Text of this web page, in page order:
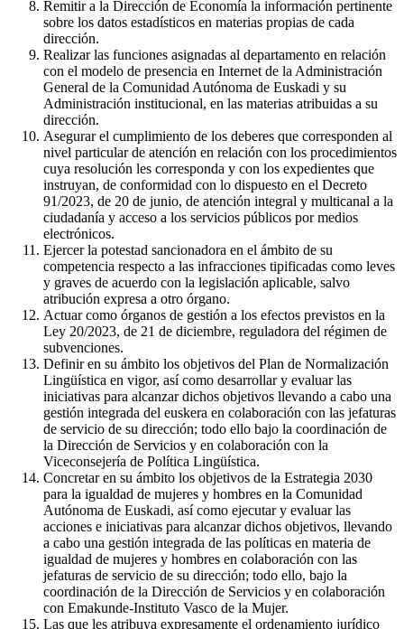
Remitir a la Dirección de Economía la información pertinente
sobre los datos estadísticos en materias propias de cada
dirección.
Realizar las funciones asignadas al departamento en relación
con el modelo de presencia en Internet de la Administración
General de la Comunidad Autónoma de Euskadi y su
Administración institucional, en las materias atribuidas a su
dirección.
Asegurar el cumplimiento de los deberes que corresponden al
nivel particular de atención en relación con los procedimientos
cuya resolución les corresponda y con los expedientes que
instruyan, de conformidad con lo dispuesto en el Decreto
91/2023, de 20 de junio, de atención integral y multicanal a la
ciudadanía y acceso a los servicios públicos por medios
electrónicos.
Ejercer la potestad sancionadora en el ámbito de su
competencia respecto a las infracciones tipificadas como leves
y graves de acuerdo con la legislación aplicable, salvo
atribución expresa a otro órgano.
Actuar como órganos de gestión a los efectos previstos en la
Ley 20/2023, de 21 de diciembre, reguladora del régimen de
subvenciones.
Definir en su ámbito los objetivos del Plan de Normalización
Lingüística en vigor, así como desarrollar y evaluar las
iniciativas para alcanzar dichos objetivos llevando a cabo una
gestión integrada del euskera en colaboración con las jefaturas
de servicio de su dirección; todo ello bajo la coordinación de
la Dirección de Servicios y en colaboración con la
Viceconsejería de Política Lingüística.
Concretar en su ámbito los objetivos de la Estrategia 2030
para la igualdad de mujeres y hombres en la Comunidad
Autónoma de Euskadi, así como ejecutar y evaluar las
acciones e iniciativas para alcanzar dichos objetivos, llevando
a cabo una gestión integrada de las políticas en materia de
igualdad de mujeres y hombres en colaboración con las
jefaturas de servicio de su dirección; todo ello, bajo la
coordinación de la Dirección de Servicios y en colaboración
con Emakunde-Instituto Vasco de la Mujer.
Las que les atribuya expresamente el ordenamiento jurídico